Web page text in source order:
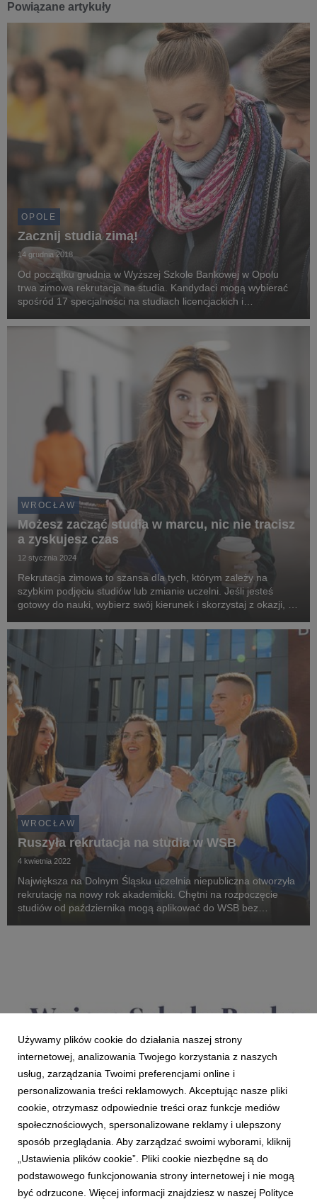
Powiązane artykuły
OPOLE
Zacznij studia zimą!
14 grudnia 2018
Od początku grudnia w Wyższej Szkole Bankowej w Opolu
trwa zimowa rekrutacja na studia. Kandydaci mogą wybierać
spośród 17 specjalności na studiach licencjackich i
specjalności na studiach magisterskich z podypl...
WROCŁAW
Możesz zacząć studia w marcu, nic nie tracisz
a zyskujesz czas
12 stycznia 2024
Rekrutacja zimowa to szansa dla tych, którym zależy na
szybkim podjęciu studiów lub zmianie uczelni. Jeśli jesteś
gotowy do nauki, wybierz swój kierunek i skorzystaj z okazji, by
WROCŁAW
Ruszyła rekrutacja na studia w WSB
4 kwietnia 2022
Największa na Dolnym Śląsku uczelnia niepubliczna otworzyła
rekrutację na nowy rok akademicki. Chętni na rozpoczęcie
studiów od października mogą aplikować do WSB bez
CHORZÓW
Wyższa Szkoła Bankowa – najczęściej
wybierana niepubliczna uczelnia w Polsce
27 listopada 2018
Ministerstwo Nauki i Szkolnictwa Wyższego opublikowało
Używamy plików cookie do działania naszej strony
internetowej, analizowania Twojego korzystania z naszych
usług, zarządzania Twoimi preferencjami online i
personalizowania treści reklamowych. Akceptując nasze pliki
cookie, otrzymasz odpowiednie treści oraz funkcje mediów
społecznościowych, spersonalizowane reklamy i ulepszony
sposób przeglądania. Aby zarządzać swoimi wyborami, kliknij
„Ustawienia plików cookie”. Pliki cookie niezbędne są do
podstawowego funkcjonowania strony internetowej i nie mogą
być odrzucone. Więcej informacji znajdziesz w naszej Polityce